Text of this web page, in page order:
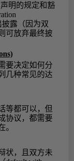
明的规定和豁
披露（因为双
可放弃最终披
要决定如何分
几种常见的达
等都可以，但
协议，都需要
。
状，且双方未